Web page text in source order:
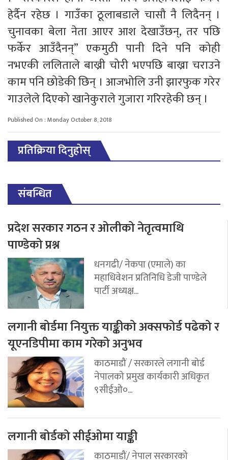
हेर्दैन रहेछ । गाउँका ठूलाबडाले चासौ नै लिदैनन् ।
चुनावका बेला नेता आएर आश देखाउँछन्, तर पछि
फर्केर आउँदैनन्” एकमुठी पानी दिने पनि कोही
नभएकी ललिताले बाख्री चोरी भएपछि बाख्रा चराउने
काम पनि छोडेकी छिन् । आजभोलि उनी झारफुक गरेर
गाउलेले दिएको खानेकुराले गुजारा गरिरहेकी छन् ।
Published On : Monday October 8, 2018
प्रतिक्रिया दिनुहोस्
संबन्धित
प्रदेश सरकार गठन र ओलीको नेतृत्वमाथि
पाण्डेको प्रश्न
धनगढी/ नेकपा (एमाले) का
महाधिवेशन प्रतिनिधि डेजी पाण्डेले
पार्टी अध्यक्ष...
लगानी बोर्डमा नियुक्त याङ्कीको अक्सफोर्ड पढेको र
यूएनडिपीमा काम गरेको अनुभव
काठमाडौं / सरकारले लगानी बोर्ड
नेपालको प्रमुख कार्यकारी अधिकृत
९सीईओ०...
लगानी बोर्डको सीईओमा याङ्की
काठमाडौं/ नेपाल सरकारको